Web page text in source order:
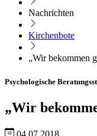
Nachrichten
Kirchenbote
„Wir bekommen
Psychologische
„Wir
04.07.2018